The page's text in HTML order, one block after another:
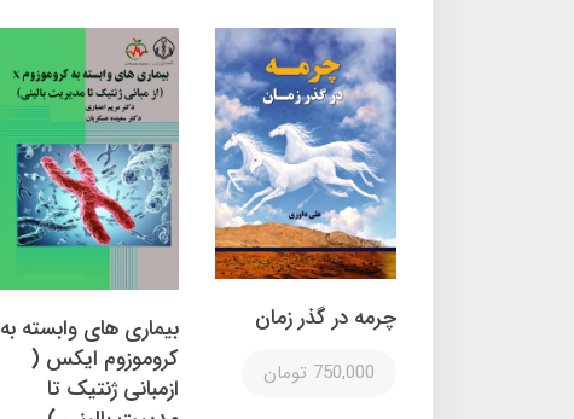
چرمه در گذر زمان
750,000 تومان
بیماری های وابسته به
کروموزوم ایکس (
ازمبانی ژنتیک تا